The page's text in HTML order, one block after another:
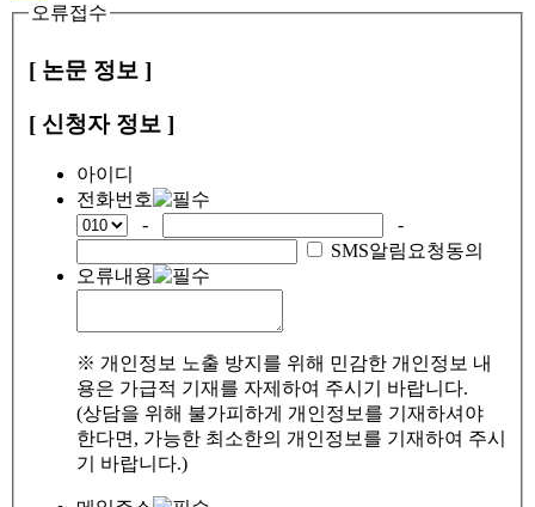
오류접수
[ 논문 정보 ]
[ 신청자 정보 ]
아이디
전화번호
-
-
SMS알림요청동의
오류내용
※ 개인정보 노출 방지를 위해 민감한 개인정보 내
용은 가급적 기재를 자제하여 주시기 바랍니다.
(상담을 위해 불가피하게 개인정보를 기재하셔야
한다면, 가능한 최소한의 개인정보를 기재하여 주시
기 바랍니다.)